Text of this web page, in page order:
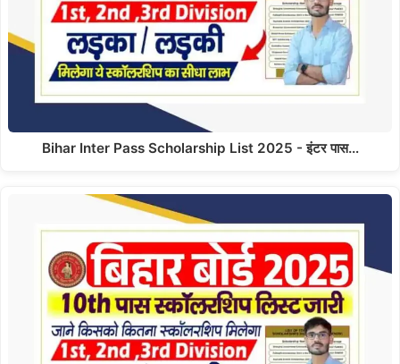
Bihar Inter Pass Scholarship List 2025 - इंटर पास…